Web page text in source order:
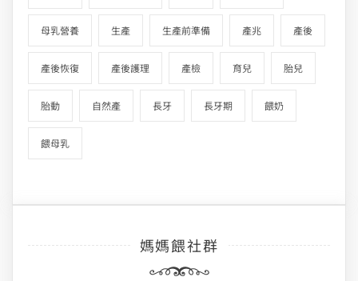
母乳營養 生產 生產前準備 產兆 產後
產後恢復 產後護理 產檢 育兒 胎兒
胎動 自然產 長牙 長牙期 餵奶
餵母乳
媽媽餵社群